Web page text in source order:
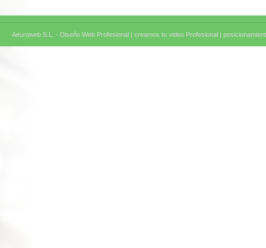
Aeuroweb S.L. - Diseño Web Profesional | creamos tu video Profesional |